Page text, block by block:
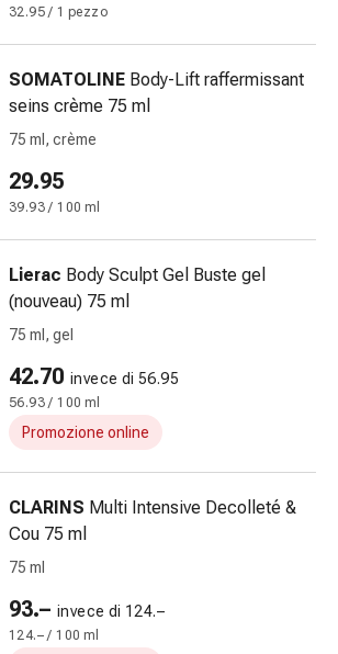
32.95 / 1 pezzo
SOMATOLINE Body-Lift raffermissant
seins crème 75 ml
75 ml, crème
29.95
39.93 / 100 ml
Lierac Body Sculpt Gel Buste gel
(nouveau) 75 ml
75 ml, gel
42.70 invece di 56.95
56.93 / 100 ml
Promozione online
CLARINS Multi Intensive Decolleté &
Cou 75 ml
75 ml
93.– invece di 124.–
124.– / 100 ml